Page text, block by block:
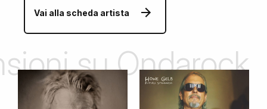
Vai alla scheda artista
su Ondarock